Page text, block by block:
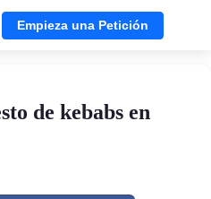
Empieza una Petición
de kebabs en